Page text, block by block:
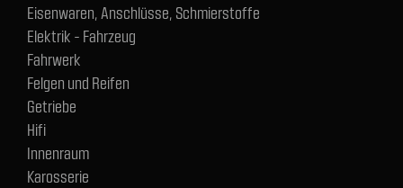
Eisenwaren, Anschlüsse, Schmierstoffe
Elektrik - Fahrzeug
Fahrwerk
Felgen und Reifen
Getriebe
Hifi
Innenraum
Karosserie